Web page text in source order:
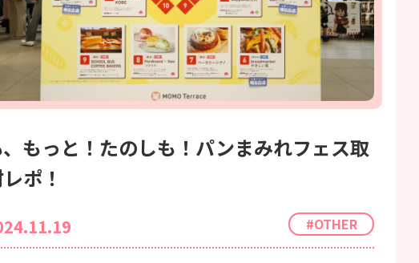
もっと！たのしも！パンまみれフェス取
ポ！
#OTHER